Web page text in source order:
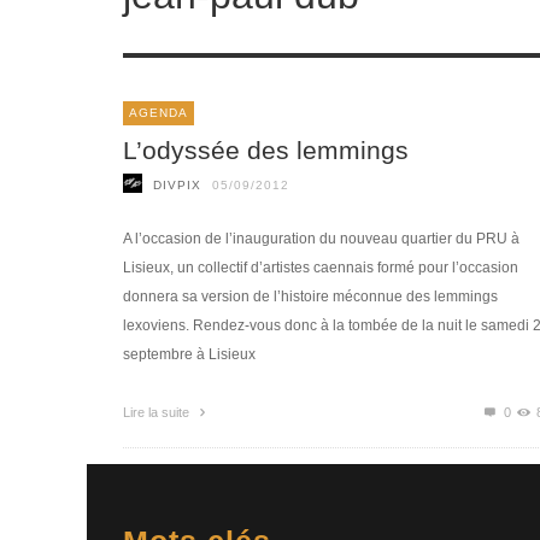
AGENDA
L’odyssée des lemmings
DIVPIX 05/09/2012
A l’occasion de l’inauguration du nouveau quartier du PRU à
Lisieux, un collectif d’artistes caennais formé pour l’occasion
donnera sa version de l’histoire méconnue des lemmings
lexoviens. Rendez-vous donc à la tombée de la nuit le samedi
septembre à Lisieux
Lire la suite 0